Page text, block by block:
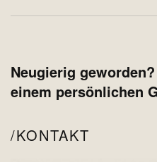
Neugierig
einem persönlichen
KONTAKT